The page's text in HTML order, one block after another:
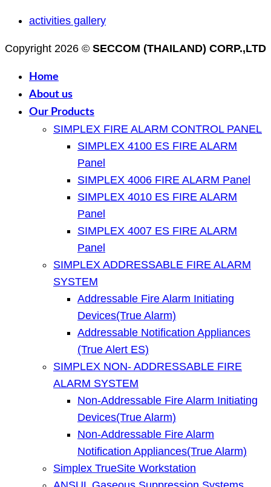
activities gallery
Copyright 2026 © SECCOM (THAILAND) CORP.,LTD
Home
About us
Our Products
SIMPLEX FIRE ALARM CONTROL PANEL
SIMPLEX 4100 ES FIRE ALARM
Panel
SIMPLEX 4006 FIRE ALARM Panel
SIMPLEX 4010 ES FIRE ALARM
Panel
SIMPLEX 4007 ES FIRE ALARM
Panel
SIMPLEX ADDRESSABLE FIRE ALARM
SYSTEM
Addressable Fire Alarm Initiating
Devices(True Alarm)
Addressable Notification Appliances
(True Alert ES)
SIMPLEX NON- ADDRESSABLE FIRE
ALARM SYSTEM
Non-Addressable Fire Alarm Initiating
Devices(True Alarm)
Non-Addressable Fire Alarm
Notification Appliances(True Alarm)
Simplex TrueSite Workstation